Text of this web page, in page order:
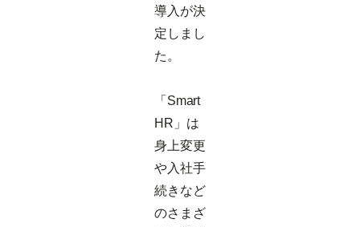
導入が決
定しまし
た。
「Smart
HR」は
身上変更
や入社手
続きなど
のさまざ